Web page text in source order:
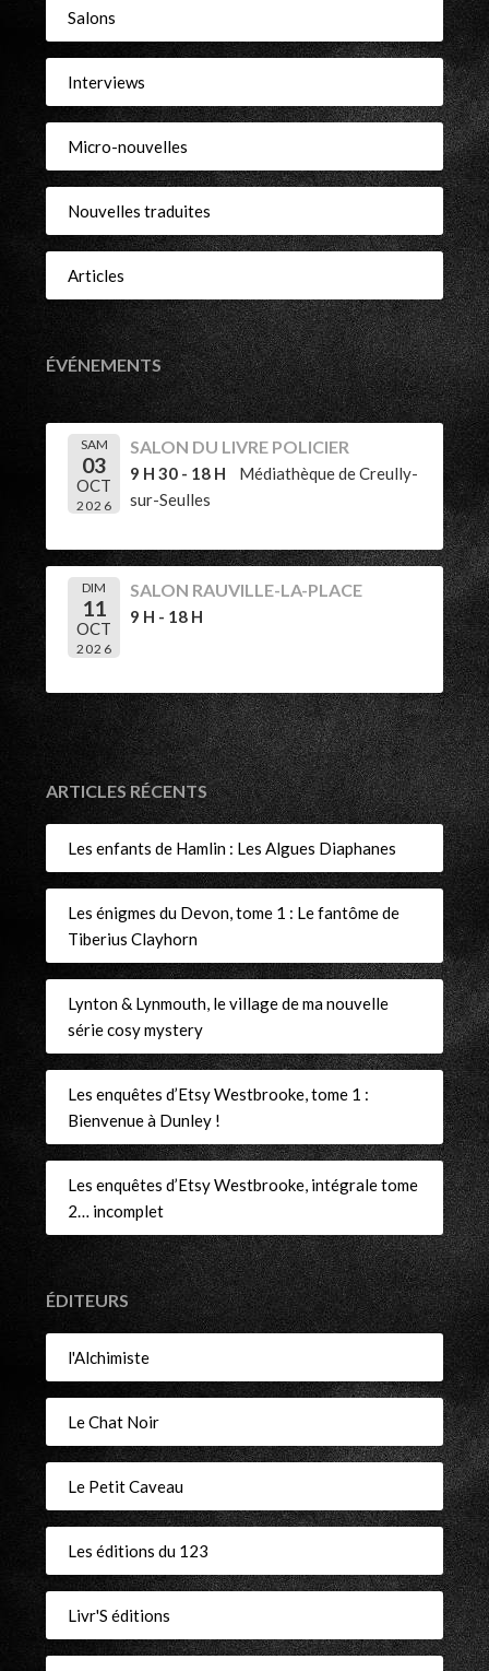
Salons
Interviews
Micro-nouvelles
Nouvelles traduites
Articles
ÉVÉNEMENTS
SAM
03
OCT
2026
SALON DU LIVRE POLICIER
9 H 30 - 18 H
Médiathèque de Creully-
sur-Seulles
DIM
11
OCT
2026
SALON RAUVILLE-LA-PLACE
9 H - 18 H
ARTICLES RÉCENTS
Les enfants de Hamlin : Les Algues Diaphanes
Les énigmes du Devon, tome 1 : Le fantôme de
Tiberius Clayhorn
Lynton & Lynmouth, le village de ma nouvelle
série cosy mystery
Les enquêtes d’Etsy Westbrooke, tome 1 :
Bienvenue à Dunley !
Les enquêtes d’Etsy Westbrooke, intégrale tome
2… incomplet
ÉDITEURS
l'Alchimiste
Le Chat Noir
Le Petit Caveau
Les éditions du 123
Livr'S éditions